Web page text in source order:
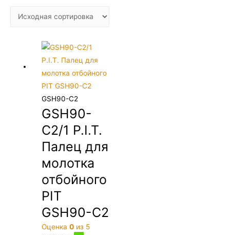
GSH90-C2
GSH90-
C2/1 P.I.T.
Палец для
молотка
отбойного
PIT
GSH90-C2
Оценка0 из 5